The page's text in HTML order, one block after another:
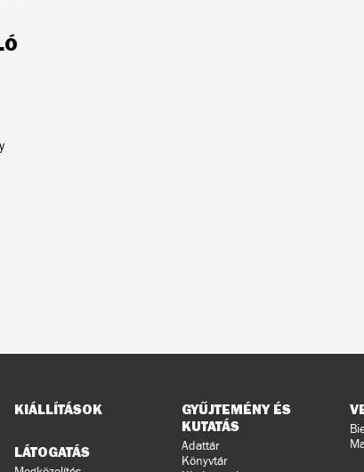
Oldaltérkép
KIÁLLÍTÁSOK
LÁTOGATÁS
GYŰJTEMÉNY ÉS
KUTATÁS
Adattár
Könyvtár